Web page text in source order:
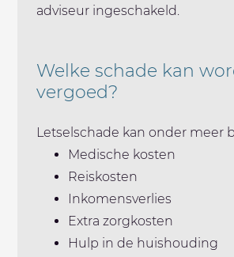
adviseur ingeschakeld.
Welke schade kan
vergoed?
Letselschade kan onder meer
Medische kosten
Reiskosten
Inkomensverlies
Extra zorgkosten
Hulp in de huishouding